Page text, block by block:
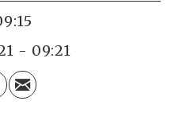
- 09:21